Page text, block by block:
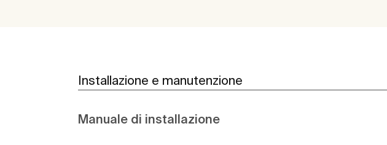
Installazione e manutenzione
Manuale di installazione